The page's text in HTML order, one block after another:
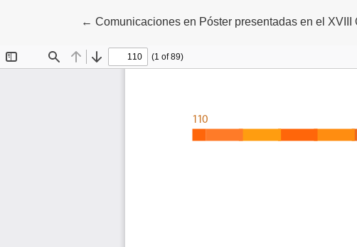
← Volver a los detalles del artículo
Comunicaciones en Póster presentadas en el